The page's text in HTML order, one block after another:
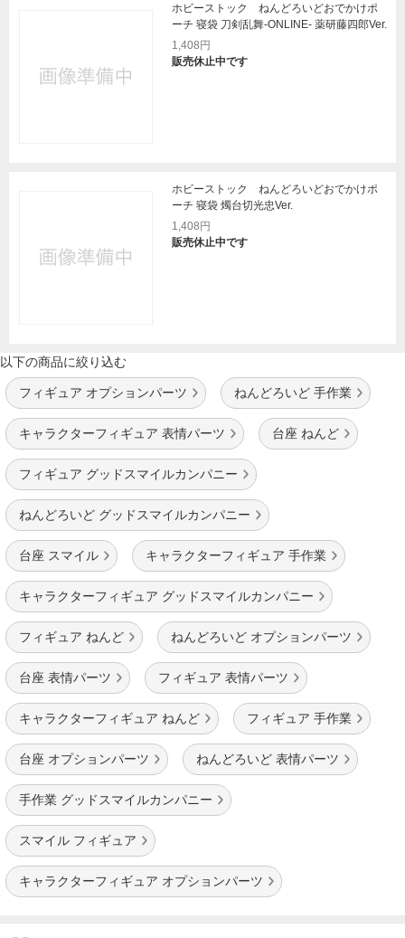
ホビーストック ねんどろいどおでかけポ
ーチ 寝袋 刀剣乱舞-ONLINE- 薬研藤四郎Ver.
1,408円
販売休止中です
ホビーストック ねんどろいどおでかけポ
ーチ 寝袋 燭台切光忠Ver.
1,408円
販売休止中です
以下の商品に絞り込む
フィギュア オプションパーツ ねんどろいど 手作業
キャラクターフィギュア 表情パーツ 台座 ねんど
フィギュア グッドスマイルカンパニー
ねんどろいど グッドスマイルカンパニー
台座 スマイル キャラクターフィギュア 手作業
キャラクターフィギュア グッドスマイルカンパニー
フィギュア ねんど ねんどろいど オプションパーツ
台座 表情パーツ フィギュア 表情パーツ
キャラクターフィギュア ねんど フィギュア 手作業
台座 オプションパーツ ねんどろいど 表情パーツ
手作業 グッドスマイルカンパニー
スマイル フィギュア
キャラクターフィギュア オプションパーツ